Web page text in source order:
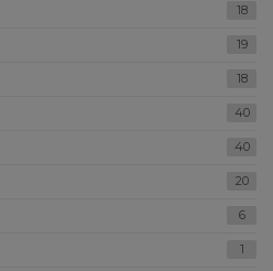
18
19
18
40
40
20
6
1